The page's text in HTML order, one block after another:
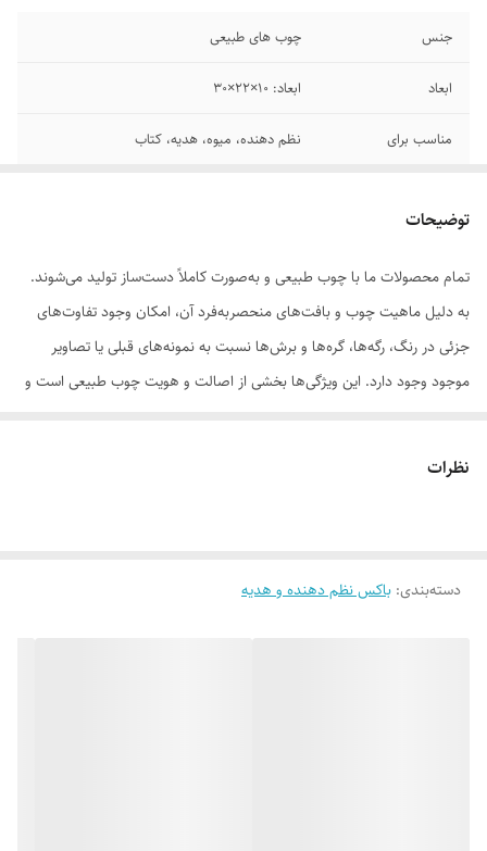
جنس چوب های طبیعی
ابعاد ابعاد: 10×22×30
مناسب برای نظم دهنده، میوه، هدیه، کتاب
توضیحات
تمام محصولات ما با چوب طبیعی و به‌صورت کاملاً دست‌ساز تولید می‌شوند.
به دلیل ماهیت چوب و بافت‌های منحصر‌به‌فرد آن، امکان وجود تفاوت‌های
جزئی در رنگ، رگه‌ها، گره‌ها و برش‌ها نسبت به نمونه‌های قبلی یا تصاویر
موجود وجود دارد. این ویژگی‌ها بخشی از اصالت و هویت چوب طبیعی است و
سفارش به‌منزله‌ی پذیرش این موارد و آگاهی از ویژگی‌های طبیعی چوب هست
نظرات
دسته‌بندی: باکس نظم دهنده و هدیه